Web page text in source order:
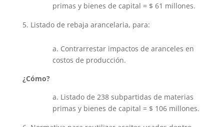
primas y bienes de capital = $ 61 millones.
Listado de rebaja arancelaria, para:
a. Contrarrestar impactos de aranceles en
costos de producción.
¿Cómo?
a. Listado de 238 subpartidas de materias
primas y bienes de capital = $ 106 millones.